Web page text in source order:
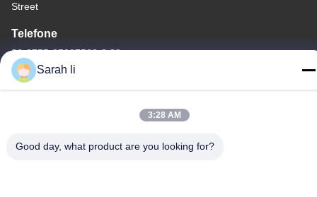
Street
Telefone
86-0755-27097532-8:30
Lieferant. Copyright © -2026 Shenzhen Hongsinn Precision Co.,
Sarah li
3:28 AM
Good day, what product are you looking for?